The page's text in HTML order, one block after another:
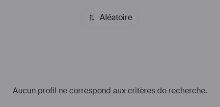
Aléatoire
Aucun profil ne correspond aux critères de recherche.